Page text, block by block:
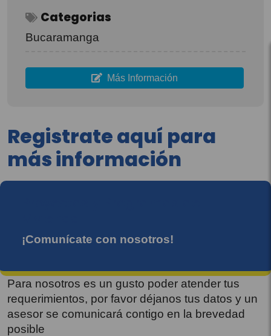
Categorias
Bucaramanga
Más Información
Registrate aquí para
más información
¡Comunícate con nosotros!
Para nosotros es un gusto poder atender tus
requerimientos, por favor déjanos tus datos y un
asesor se comunicará contigo en la brevedad
posible